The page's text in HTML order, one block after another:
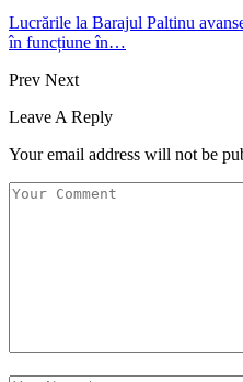
Lucrările la Barajul Paltinu
în funcțiune în…
Prev Next
Leave A Reply
Your email address will not be